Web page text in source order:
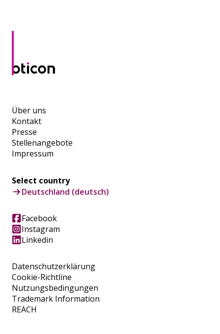
Über uns
Kontakt
Presse
Stellenangebote
Impressum
Datenschutzerklärung
Cookie-Richtline
Nutzungsbedingungen
Trademark Information
REACH
Select country
Deutschland (deutsch)
Facebook
Instagram
Linkedin